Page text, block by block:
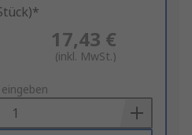
17,43 €
(inkl. MwSt.)